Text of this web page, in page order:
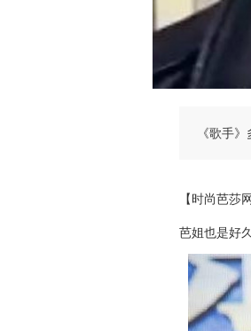
《歌手
【时尚芭莎
芭姐也是好